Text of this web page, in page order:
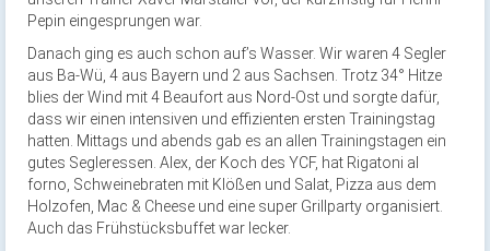
Pepin eingesprungen war.
Danach ging es auch schon auf’s Wasser. Wir waren 4 Segler
aus Ba-Wü, 4 aus Bayern und 2 aus Sachsen. Trotz 34° Hitze
blies der Wind mit 4 Beaufort aus Nord-Ost und sorgte dafür,
dass wir einen intensiven und effizienten ersten Trainingstag
hatten. Mittags und abends gab es an allen Trainingstagen ein
gutes Segleressen. Alex, der Koch des YCF, hat Rigatoni al
forno, Schweinebraten mit Klößen und Salat, Pizza aus dem
Holzofen, Mac & Cheese und eine super Grillparty organisiert.
Auch das Frühstücksbuffet war lecker.